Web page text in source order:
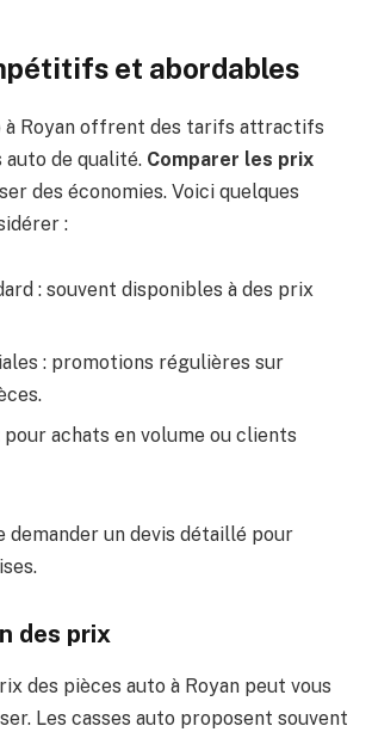
et abordables
à Royan offrent des tarifs attractifs
auto de qualité. Comparer les prix
des économies. Voici quelques
:
: souvent disponibles à des prix
: promotions régulières sur
pour achats en volume ou clients
demander un devis détaillé pour
des prix
des pièces auto à Royan peut vous
Les casses auto proposent souvent